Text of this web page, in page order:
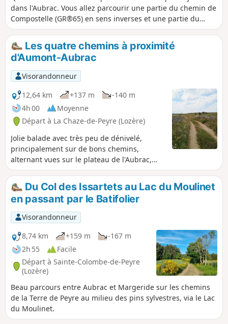
dans l'Aubrac. Vous allez parcourir une partie du chemin de
Compostelle (GR®65) en sens inverses et une partie du
GRP® Tour des Monts d'Aubrac. Cette étape est celle qui
comporte le plus de passages en bord de routes (peu
passantes).
Les quatre chemins à proximité
d'Aumont-Aubrac
Visorandonneur
12,64 km
+137 m
-140 m
4h 00
Moyenne
Départ à La Chaze-de-Peyre (Lozère)
Jolie balade avec très peu de dénivelé,
principalement sur de bons chemins,
alternant vues sur le plateau de l'Aubrac,
prairies arborées de pins, bois clairs.
Du Col des Issartets au Lac du Moulinet
en passant par le Batifolier
Visorandonneur
8,74 km
+159 m
-167 m
2h 55
Facile
Départ à Sainte-Colombe-de-Peyre
(Lozère)
Beau parcours entre Aubrac et Margeride sur les chemins
de la Terre de Peyre au milieu des pins sylvestres, via le Lac
du Moulinet.